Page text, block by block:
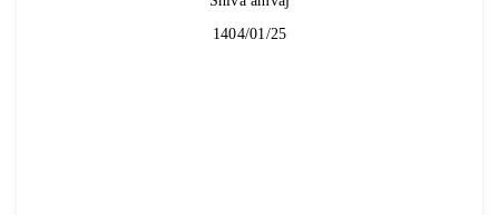
1404/01/25